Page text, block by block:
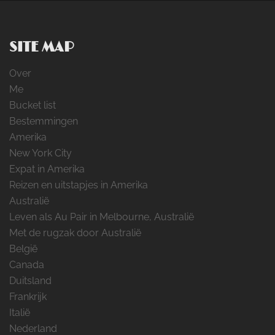
SITE MAP
Over
Me
Bucket list
Bestemmingen
Amerika
New York City
Expat in Amerika
Reizen en uitstapjes in Amerika
Australië
Leven als Au Pair in Melbourne, Australië
Met de rugzak door Australië
België
Canada
Duitsland
Frankrijk
Italië
Nederland